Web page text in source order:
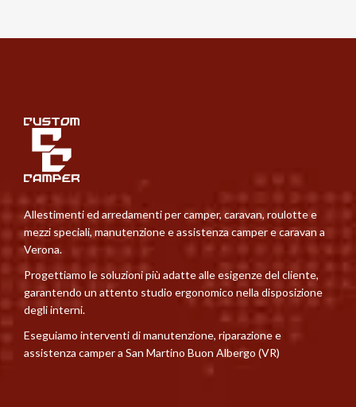
Allestimenti ed arredamenti per camper, caravan, roulotte e
mezzi speciali, manutenzione e assistenza camper e caravan a
Verona.
Progettiamo le soluzioni più adatte alle esigenze del cliente,
garantendo un attento studio ergonomico nella disposizione
degli interni.
Eseguiamo interventi di manutenzione, riparazione e
assistenza camper a San Martino Buon Albergo (VR)